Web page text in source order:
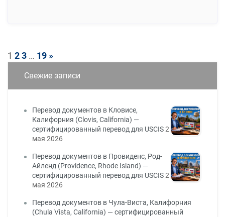
записей
1 23 … 19 »
Свежие записи
Перевод документов в Кловисе,
Калифорния (Clovis, California) —
сертифицированный перевод для USCIS2
мая 2026
Перевод документов в Провиденс, Род-
Айленд (Providence, Rhode Island) —
сертифицированный перевод для USCIS2
мая 2026
Перевод документов в Чула-Виста, Калифорния
(Chula Vista, California) — сертифицированный